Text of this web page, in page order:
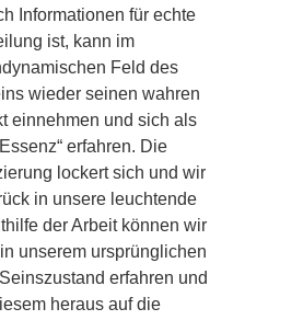
Informationen für echte
ist, kann im
Feld des
wieder seinen wahren
einnehmen und sich als
erfahren. Die
lockert sich und wir
in unsere leuchtende
der Arbeit können wir
unserem ursprünglichen
erfahren und
heraus auf die